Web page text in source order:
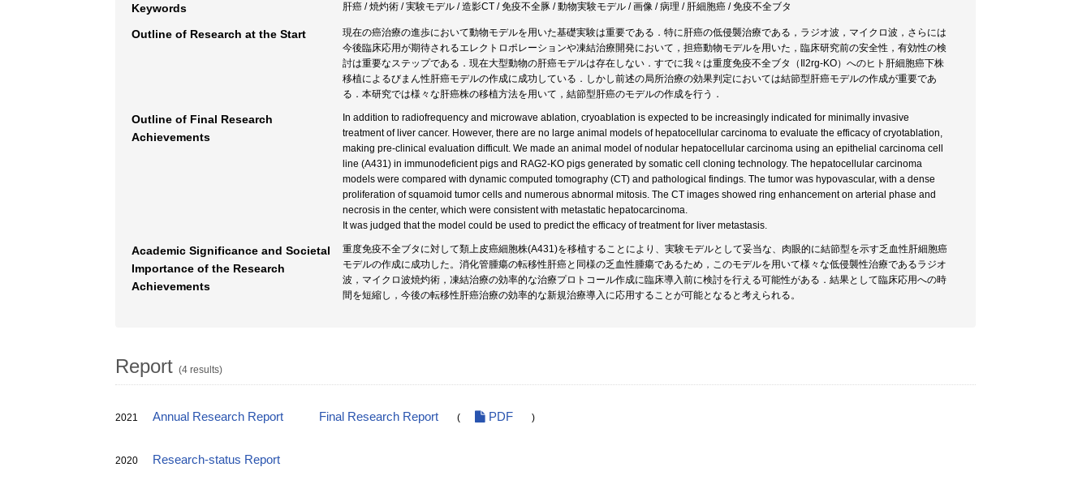
Keywords 肝癌 / 焼灼術 / 実験モデル / 造影CT / 免疫不全豚 / 動物実験モデル / 画像 / 病理 / 肝細胞癌 / 免疫不全ブタ
Outline of Research at the Start
現在の癌治療の進歩において動物モデルを用いた基礎実験は重要である．特に肝癌の低侵襲治療である，ラジオ波，マイクロ波，さらには
今後臨床応用が期待されるエレクトロポレーションや凍結治療開発において，担癌動物モデルを用いた，臨床研究前の安全性，有効性の検
討は重要なステップである．現在大型動物の肝癌モデルは存在しない．すでに我々は重度免疫不全ブタ（Il2rg-KO）へのヒト肝細胞癌下株
移植によるびまん性肝癌モデルの作成に成功している．しかし前述の局所治療の効果判定においては結節型肝癌モデルの作成が重要であ
る．本研究では様々な肝癌株の移植方法を用いて，結節型肝癌のモデルの作成を行う．
Outline of Final Research
Achievements
In addition to radiofrequency and microwave ablation, cryoablation is expected to be increasingly indicated for minimally invasive
treatment of liver cancer. However, there are no large animal models of hepatocellular carcinoma to evaluate the efficacy of cryotablation,
making pre-clinical evaluation difficult. We made an animal model of nodular hepatocellular carcinoma using an epithelial carcinoma cell
line (A431) in immunodeficient pigs and RAG2-KO pigs generated by somatic cell cloning technology. The hepatocellular carcinoma
models were compared with dynamic computed tomography (CT) and pathological findings. The tumor was hypovascular, with a dense
proliferation of squamoid tumor cells and numerous abnormal mitosis. The CT images showed ring enhancement on arterial phase and
necrosis in the center, which were consistent with metastatic hepatocarcinoma.
It was judged that the model could be used to predict the efficacy of treatment for liver metastasis.
Academic Significance and Societal
Importance of the Research
Achievements
重度免疫不全ブタに対して類上皮癌細胞株(A431)を移植することにより、実験モデルとして妥当な、肉眼的に結節型を示す乏血性肝細胞癌
モデルの作成に成功した。消化管腫瘍の転移性肝癌と同様の乏血性腫瘍であるため，このモデルを用いて様々な低侵襲性治療であるラジオ
波，マイクロ波焼灼術，凍結治療の効率的な治療プロトコール作成に臨床導入前に検討を行える可能性がある．結果として臨床応用への時
間を短縮し，今後の転移性肝癌治療の効率的な新規治療導入に応用することが可能となると考えられる。
Report (4 results)
2021 Annual Research Report Final Research Report ( PDF )
2020 Research-status Report